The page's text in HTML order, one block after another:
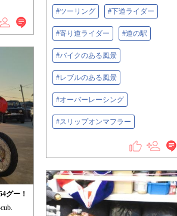
#ツーリング #下道ライダー
#寄り道ライダー #道の駅
#バイクのある風景
#レブルのある風景
#オーバーレーシング
#スリップオンマフラー
グー！